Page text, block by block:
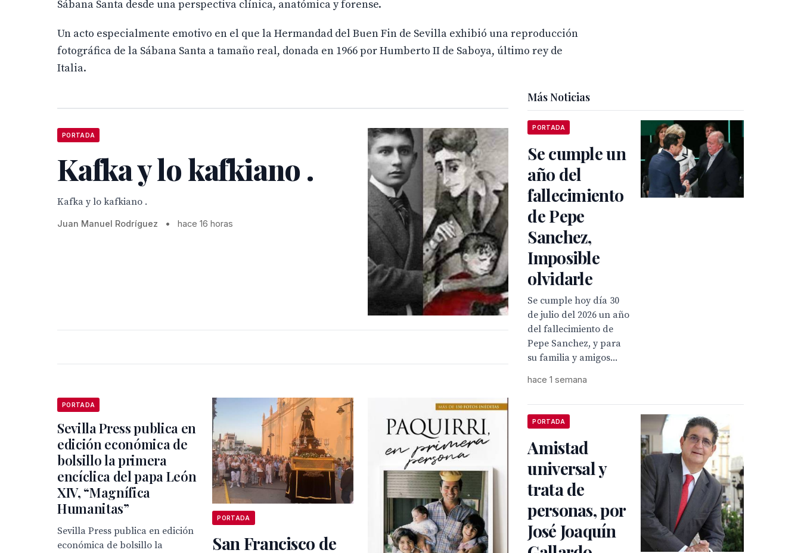
Sábana Santa desde una perspectiva clínica, anatómica y forense.
Un acto especialmente emotivo en el que la Hermandad del Buen Fin de Sevilla exhibió una reproducción
fotográfica de la Sábana Santa a tamaño real, donada en 1966 por Humberto II de Saboya, último rey de
Italia.
PORTADA
Kafka y lo kafkiano .
Kafka y lo kafkiano .
Juan Manuel Rodríguez • hace 16 horas
PORTADA
Sevilla Press publica en
edición económica de
bolsillo la primera
encíclica del papa León
XIV, “Magnífica
Humanitas”
Sevilla Press publica en edición
económica de bolsillo la
PORTADA
San Francisco de
Más Noticias
PORTADA
Se cumple un
año del
fallecimiento
de Pepe
Sanchez,
Imposible
olvidarle
Se cumple hoy día 30
de julio del 2026 un año
del fallecimiento de
Pepe Sanchez, y para
su familia y amigos...
hace 1 semana
PORTADA
Amistad
universal y
trata de
personas, por
José Joaquín